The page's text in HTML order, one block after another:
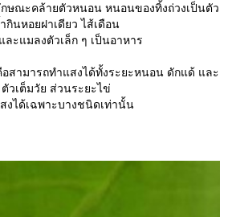
ษณะคล้ายตัวหนอน หนอนของทิ้งถ่วงเป็นตัว
กินหอยฝาเดียว ไส้เดือน
ละแมลงตัวเล็ก ๆ เป็นอาหาร
สามารถทำแสงได้ทั้งระยะหนอน ดักแด้ และ
ตัวเต็มวัย ส่วนระยะไข่
งได้เฉพาะบางชนิดเท่านั้น